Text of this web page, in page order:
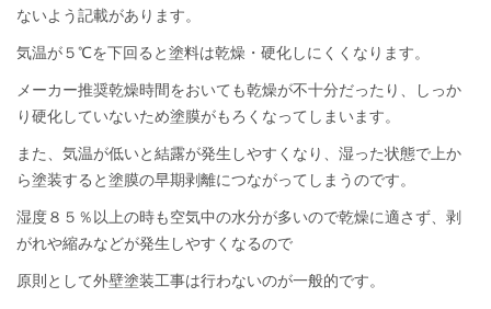
ないよう記載があります。
気温が５℃を下回ると塗料は乾燥・硬化しにくくなります。
メーカー推奨乾燥時間をおいても乾燥が不十分だったり、しっか
り硬化していないため塗膜がもろくなってしまいます。
また、気温が低いと結露が発生しやすくなり、湿った状態で上か
ら塗装すると塗膜の早期剥離につながってしまうのです。
湿度８５％以上の時も空気中の水分が多いので乾燥に適さず、剥
がれや縮みなどが発生しやすくなるので
原則として外壁塗装工事は行わないのが一般的です。